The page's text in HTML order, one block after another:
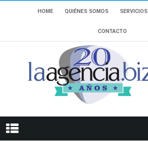
HOME QUIÉNES SOMOS SERVICIOS
CONTACTO